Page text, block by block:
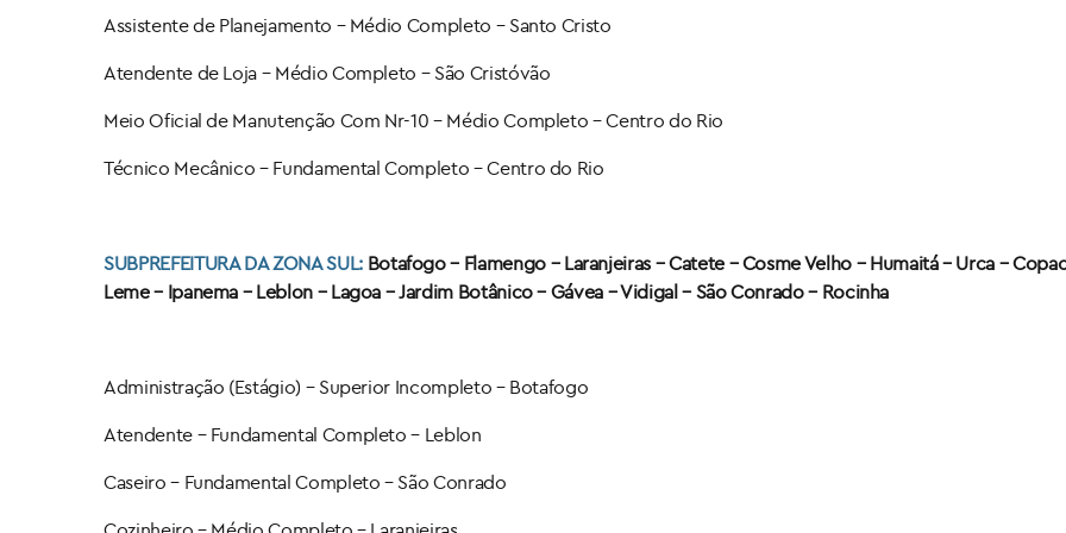
Assistente de Planejamento – Médio Completo – Santo Cristo
Atendente de Loja – Médio Completo – São Cristóvão
Meio Oficial de Manutenção Com Nr-10 – Médio Completo – Centro do Rio
Técnico Mecânico​ – Fundamental Completo – Centro do Rio
SUBPREFEITURA DA ZONA SUL:Botafogo – Flamengo – Laranjeiras – Catete – Cosme Velho – Humaitá – Urca –
Leme – Ipanema – Leblon – Lagoa – Jardim Botânico – Gávea –Vidigal – São Conrado – Rocinha
Administração (Estágio) – Superior Incompleto – Botafogo​
Atendente – Fundamental Completo – Leblon
Caseiro – Fundamental Completo – São Conrado